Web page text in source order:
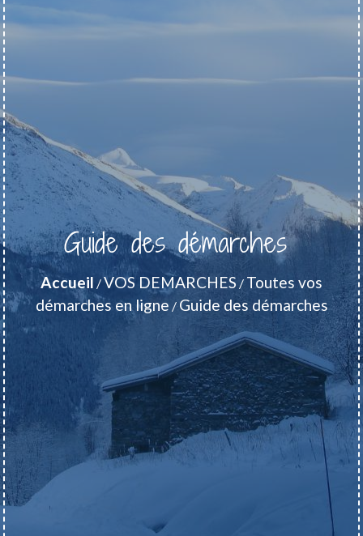
Guide des démarches
Accueil /VOS DEMARCHES / Toutes vos
démarches en ligne / Guide des démarches